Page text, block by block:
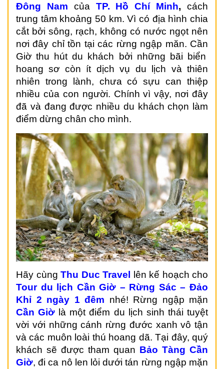
Đông Nam của TP. Hồ Chí Minh, cách
trung tâm khoảng 50 km. Vì có địa hình chia
cắt bởi sông, rạch, không có nước ngọt nên
nơiđây chỉtồn tại các rừng ngập măn. Cần
Giờ thu hút du khách bởi những bãi biển
hoang sơ còn ít dịch vụ du l ịch và thiên
nhiên trong lành, chưa có sựu can thiệp
nhiều của con người. Chính vì vậy, nơi đây
đã và đangđược nhiều du khách chọn làm
điểm dừng chân cho mình.
Hãy cùng Thu Duc Travel ên kế hoạch cho
Tour du lịch Cần Giờ – Rừng Sác – Đảo
Khỉ 2 ngày 1 đêm nhé! Rừng ngập mặn
Cần Giờ là một điểm du l ịch sinh thái tuyệt
vời với những cánh rừng đước xanh vô tận
và các muôn loài thú hoang dã. Tại đây, quý
khách sẽ được tham quan Bảo Tàng Cần
Giờ, đi ca nô len l ỏi dưới tán rừng ngập mặn